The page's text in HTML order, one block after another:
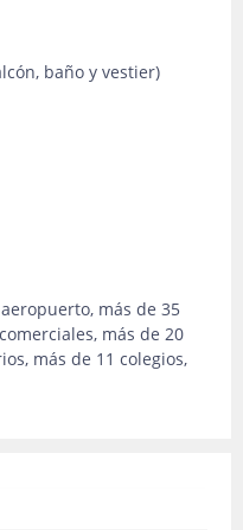
baño y vestier)
más de 35
más de 20
más de 11 colegios,